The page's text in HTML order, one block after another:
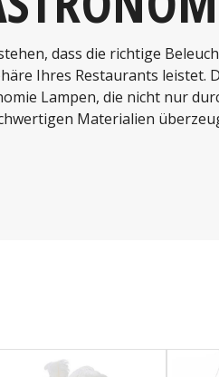
dass die richtige
Ihres Restaurants leistet.
Lampen, die nicht nur
Materialien